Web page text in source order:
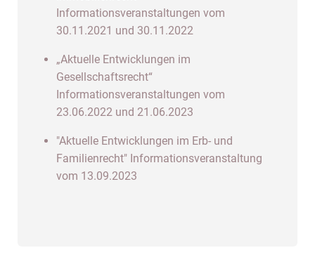
Informationsveranstaltungen vom
30.11.2021 und 30.11.2022
„Aktuelle Entwicklungen im
Gesellschaftsrecht“
Informationsveranstaltungen vom
23.06.2022 und 21.06.2023
"Aktuelle Entwicklungen im Erb- und
Familienrecht" Informationsveranstaltung
vom 13.09.2023